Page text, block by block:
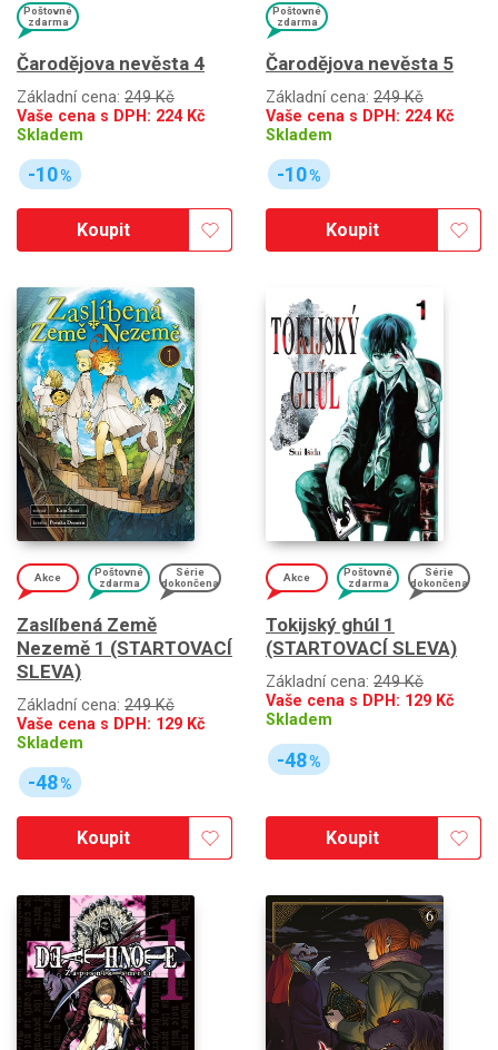
Poštovné
zdarma
Čarodějova nevěsta 4
Základní cena: 249 Kč
Vaše cena s DPH: 224Kč
Skladem
-10%
Koupit
Poštovné
zdarma
Čarodějova nevěsta 5
Základní cena: 249 Kč
Vaše cena s DPH: 224Kč
Skladem
-10%
Koupit
Akce
Poštovné
zdarma
Série
dokončena
Zaslíbená Země
Nezemě 1 (STARTOVACÍ
SLEVA)
Základní cena: 249 Kč
Vaše cena s DPH: 129 Kč
Skladem
-48%
Koupit
Akce
Poštovné
zdarma
Série
dokončena
Tokijský ghúl 1
(STARTOVACÍ SLEVA)
Základní cena: 249 Kč
Vaše cena s DPH: 129 Kč
Skladem
-48%
Koupit